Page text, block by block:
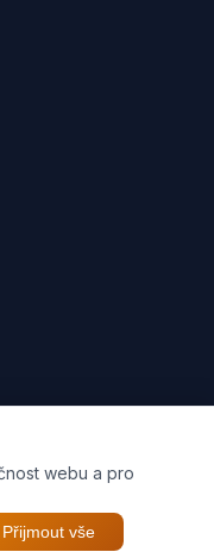
webu a pro
Přijmout vše